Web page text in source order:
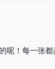
呢！每一张